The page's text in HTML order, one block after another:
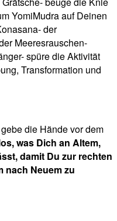
YomiMudra auf Deinen
der
Meeresrauschen-
spüre die Aktivität
Transformation und
die Hände vor dem
was Dich an Altem,
damit Du zur rechten
nach Neuem zu